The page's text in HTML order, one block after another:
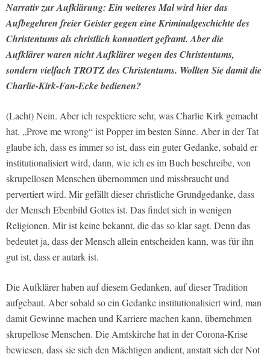
Narrativ zur Aufklärung: Ein weiteres Mal wird hier das
Aufbegehren freier Geister gegen eine Kriminalgeschichte des
Christentums als christlich konnotiert geframt. Aber die
Aufklärer waren nicht Aufklärer wegen des Christentums,
sondern vielfach TROTZ des Christentums. Wollten Sie damit die
Charlie-Kirk-Fan-Ecke bedienen?
(Lacht) Nein. Aber ich respektiere sehr, was Charlie Kirk gemacht
hat. „Prove me wrong“ ist Popper im besten Sinne. Aber in der Tat
glaube ich, dass es immer so ist, dass ein guter Gedanke, sobald er
institutionalisiert wird, dann, wie ich es im Buch beschreibe, von
skrupellosen Menschen übernommen und missbraucht und
pervertiert wird. Mir gefällt dieser christliche Grundgedanke, dass
der Mensch Ebenbild Gottes ist. Das findet sich in wenigen
Religionen. Mir ist keine bekannt, die das so klar sagt. Denn das
bedeutet ja, dass der Mensch allein entscheiden kann, was für ihn
gut ist, dass er autark ist.
Die Aufklärer haben auf diesem Gedanken, auf dieser Tradition
aufgebaut. Aber sobald so ein Gedanke institutionalisiert wird, man
damit Gewinne machen und Karriere machen kann, übernehmen
skrupellose Menschen. Die Amtskirche hat in der Corona-Krise
bewiesen, dass sie sich den Mächtigen andient, anstatt sich der Not